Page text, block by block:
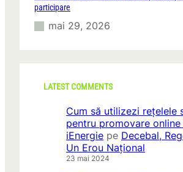
participare
mai 29, 2026
LATEST COMMENTS
Cum să utilizezi rețelele
pentru promovare
iEnergie pe Decebal,
Un Erou Național
23 mai 2024